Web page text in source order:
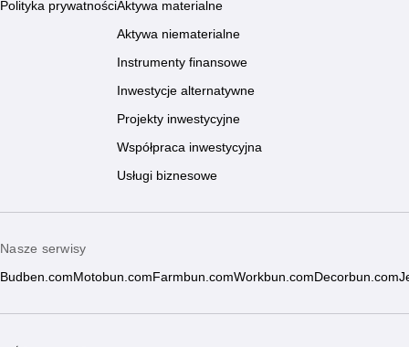
Polityka prywatnościAktywa materialne
Aktywa niematerialne
Instrumenty finansowe
Inwestycje alternatywne
Projekty inwestycyjne
Współpraca inwestycyjna
Usługi biznesowe
Nasze serwisy
Budben.com Motobun.com Farmbun.comWorkbun.com Decorbun.com